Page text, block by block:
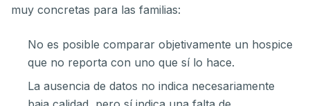
muy concretas para las familias:
No es posible comparar objetivamente un hospice
que no reporta con uno que sí lo hace.
La ausencia de datos no indica necesariamente